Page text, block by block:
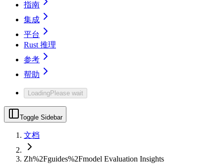
指南
集成
平台
Rust 推理
参考
帮助
LoadingPlease wait
Toggle Sidebar
文档
Zh%2Fguides%2Fmodel Evaluation Insights